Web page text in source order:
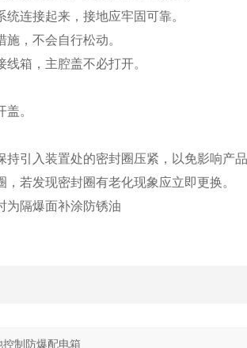
连接起来，接地应牢固可靠。
，不会自行松动。
箱，主腔盖不必打开。
。
引入装置处的密封圈压紧，以免影响产
若发现密封圈有老化现象应立即更换。
为隔爆面补涂防锈油